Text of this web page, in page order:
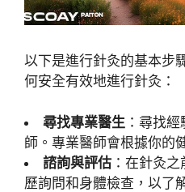
以下是進行針灸的基本步
何安全有效地進行針灸：
尋找專業醫生 ：尋找
師。專業醫師會根據你的
諮詢與評估 ：在針灸
歷詢問和身體檢查，以了